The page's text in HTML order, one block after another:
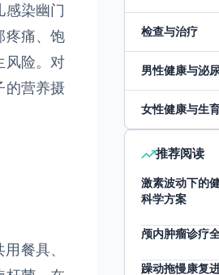
染幽门
疼痛、饱
风险。对
的营养摄
餐具、
检查与治疗
男性健康与泌
女性健康与生
推荐阅读
激素波动下的
科学方案
颅内肿瘤诊疗
躁动拖慢康复